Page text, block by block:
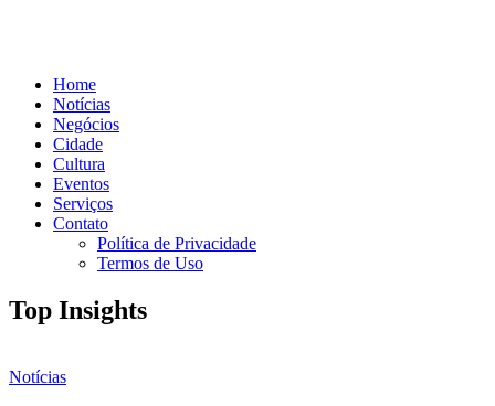
Home
Notícias
Negócios
Cidade
Cultura
Eventos
Serviços
Contato
Política de Privacidade
Termos de Uso
Top Insights
Notícias